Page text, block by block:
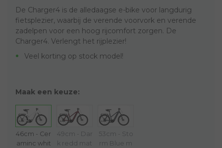
De Charger4 is de alledaagse e-bike voor langdurig
fietsplezier, waarbij de verende voorvork en verende
zadelpen voor een hoog rijcomfort zorgen. De
Charger4. Verlengt het rijplezier!
Veel korting op stock model!
Maak een keuze:
46cm - Cer
aminc whit
49cm - Dar
k redd mat
53cm - Sto
rm Blue m